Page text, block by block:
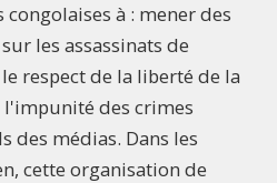
congolaises à : mener des
les assassinats de
respect de la liberté de la
l'impunité des crimes
des médias. Dans les
cette organisation de